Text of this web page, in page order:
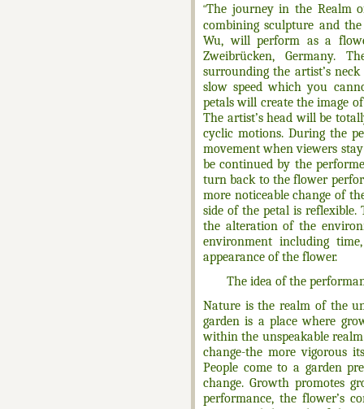
“The journey in the Realm
combining sculpture and
Wu, will perform as a
Zweibrücken, Germany.
surrounding the artist’s
slow speed which you
petals will create the image
The artist’s head will be
cyclic motions. During the
movement when viewers
be continued by the
turn back to the flower
more noticeable change of
side of the petal is reflexible.
the alteration of the
environment including
appearance of the flower.
The idea of the
Nature is the realm of the
garden is a place where
within the unspeakable
change-the more vigorous
People come to a garden
change. Growth promotes
performance, the flower’s